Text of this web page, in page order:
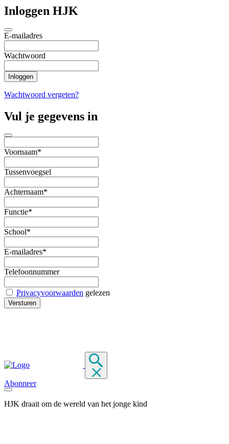
Inloggen HJK
E-mailadres
Wachtwoord
Wachtwoord vergeten?
Vul je gegevens in
Voornaam*
Tussenvoegsel
Achternaam*
Functie*
School*
E-mailadres*
Telefoonnummer
Privacyvoorwaarden gelezen
Abonneer
HJK draait om de wereld van het jonge kind